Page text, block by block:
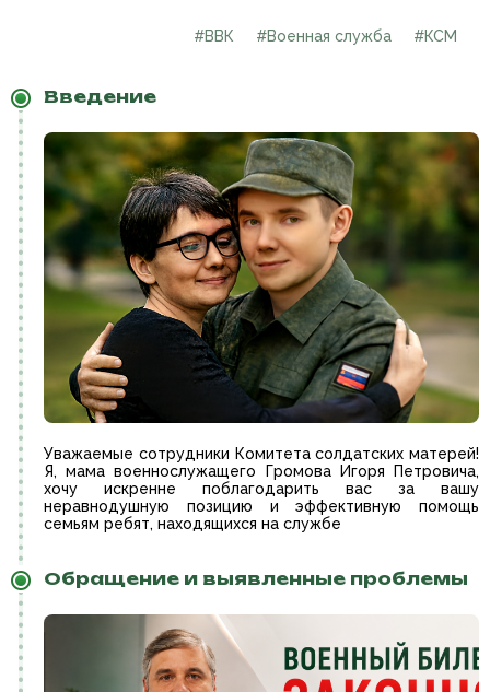
#ВВК #Военная служба #КСМ
Введение
Уважаемые сотрудники Комитета солдатских матерей!
Я, мама военнослужащего Громова Игоря Петровича,
хочу искренне поблагодарить вас за вашу
неравнодушную позицию и эффективную помощь
семьям ребят, находящихся на службе
Обращение и выявленные проблемы